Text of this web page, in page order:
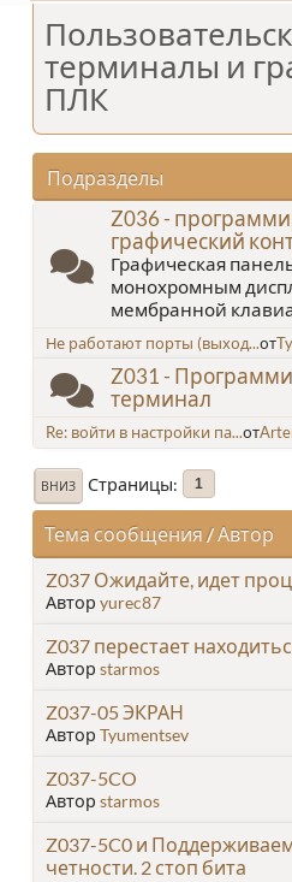
терминалы и
ПЛК
Подразделы
Z036 -
графический
Графическая
монохромным
мембранной
Не работают порты (выход...от
Z031 -
терминал
Re: войти в настройки па...от
ВНИЗ Страницы 1
Тема сообщения / Автор
Z037 Ожидайте, идет
Автор yurec87
Z037 перестает
Автор starmos
Z037-05 ЭКРАН
Автор Tyumentsev
Z037-5CO
Автор starmos
Z037-5C0 и
четности. 2 стоп бита